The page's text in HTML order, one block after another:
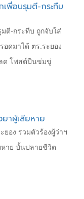
พื่อนรุมตี-กระทืบ
ตี-กระทืบ ถูกจับใส่
อดมาได้ ตร.ระยอง
ด โพสต์ปืนข่มขู่
าผู้เสียหาย
อง รวมตัวร้องผู้ว่าฯ
หาย บั้นปลายชีวิต